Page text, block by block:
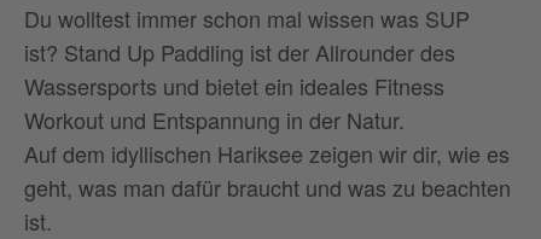
Du wolltest immer schon mal wissen was SUP
ist? Stand Up Paddling ist der Allrounder des
Wassersports und bietet ein ideales Fitness
Workout und Entspannung in der Natur.
Auf dem idyllischen Hariksee zeigen wir dir, wie es
geht, was man dafür braucht und was zu beachten
ist.